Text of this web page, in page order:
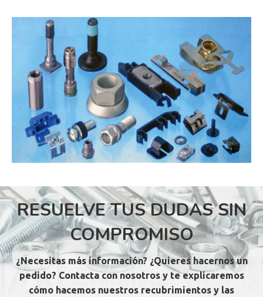
RESUELVE TUS DUDAS SIN
COMPROMISO
¿Necesitas más información? ¿Quieres hacernos un
pedido? Contacta con nosotros y te explicaremos
cómo hacemos nuestros recubrimientos y las